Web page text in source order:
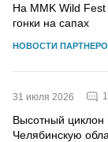
На MMK Wild Fest
гонки на сапах
НОВОСТИ
31 июля 2026 1
Высотный циклон
Челябинскую